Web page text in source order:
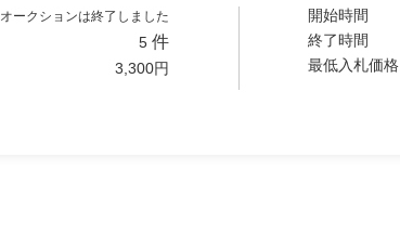
オークションは終了しました
5 件
3,300円
開始時間
終了時間
最低入札価格